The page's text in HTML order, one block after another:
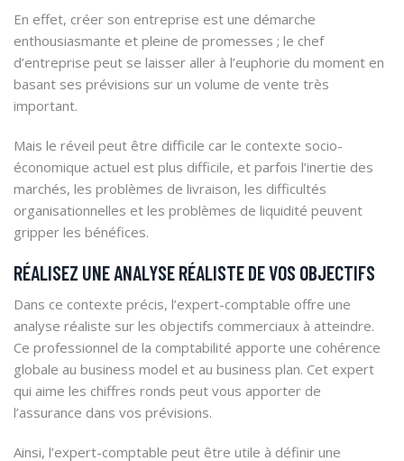
En effet, créer son entreprise est une démarche
enthousiasmante et pleine de promesses ; le chef
d’entreprise peut se laisser aller à l’euphorie du moment en
basant ses prévisions sur un volume de vente très
important.
Mais le réveil peut être difficile car le contexte socio-
économique actuel est plus difficile, et parfois l’inertie des
marchés, les problèmes de livraison, les difficultés
organisationnelles et les problèmes de liquidité peuvent
gripper les bénéfices.
RÉALISEZ UNE ANALYSE RÉALISTE DE VOS OBJECTIFS
Dans ce contexte précis, l’expert-comptable offre une
analyse réaliste sur les objectifs commerciaux à atteindre.
Ce professionnel de la comptabilité apporte une cohérence
globale au business model et au business plan. Cet expert
qui aime les chiffres ronds peut vous apporter de
l’assurance dans vos prévisions.
Ainsi, l’expert-comptable peut être utile à définir une